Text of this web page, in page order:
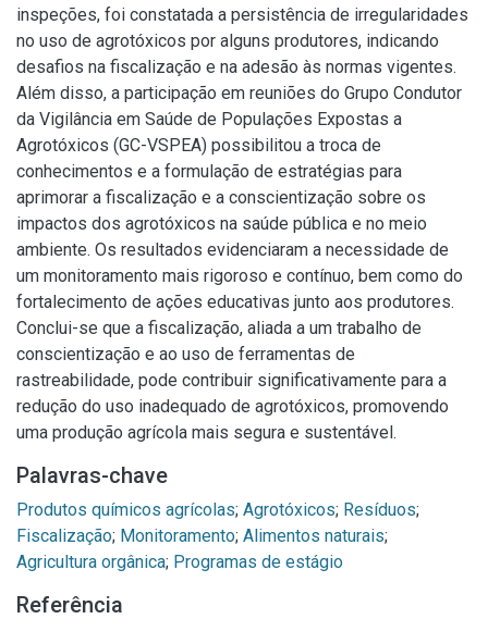
inspeções, foi constatada a persistência de irregularidades
no uso de agrotóxicos por alguns produtores, indicando
desafios na fiscalização e na adesão às normas vigentes.
Além disso, a participação em reuniões do Grupo Condutor
da Vigilância em Saúde de Populações Expostas a
Agrotóxicos (GC-VSPEA) possibilitou a troca de
conhecimentos e a formulação de estratégias para
aprimorar a fiscalização e a conscientização sobre os
impactos dos agrotóxicos na saúde pública e no meio
ambiente. Os resultados evidenciaram a necessidade de
um monitoramento mais rigoroso e contínuo, bem como do
fortalecimento de ações educativas junto aos produtores.
Conclui-se que a fiscalização, aliada a um trabalho de
conscientização e ao uso de ferramentas de
rastreabilidade, pode contribuir significativamente para a
redução do uso inadequado de agrotóxicos, promovendo
uma produção agrícola mais segura e sustentável.
Palavras-chave
Produtos químicos agrícolas; Agrotóxicos; Resíduos;
Fiscalização; Monitoramento; Alimentos naturais;
Agricultura orgânica; Programas de estágio
Referência